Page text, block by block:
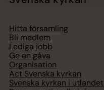
Hitta församling
Bli medlem
Lediga jobb
Ge en gåva
Organisation
Act Svenska kyrkan
Svenska kyrkan i utlandet